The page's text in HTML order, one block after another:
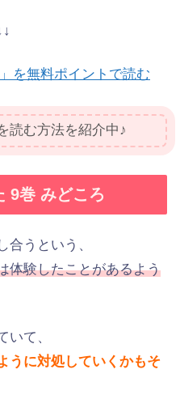
を無料ポイントで読む
読む方法を紹介中♪
9巻 みどころ
合うという、
体験したことがあるよう
いて、
うに対処していくかもそ